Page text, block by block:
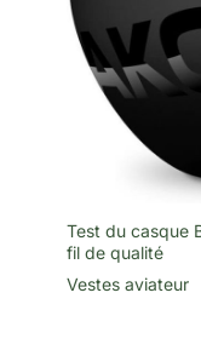
Test du casque
fil de qualité
Vestes aviateur